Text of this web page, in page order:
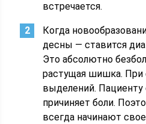
встречается.
Когда
десны — ставится
Это абсолютно
растущая шишка. При
выделений.
причиняет боли.
всегда начинают